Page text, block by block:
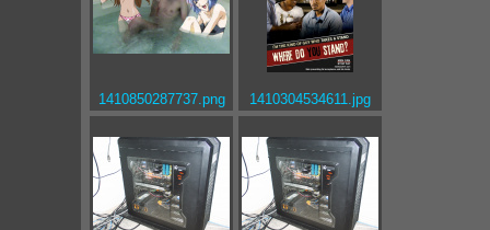
1410850287737.png 1410304534611.jpg